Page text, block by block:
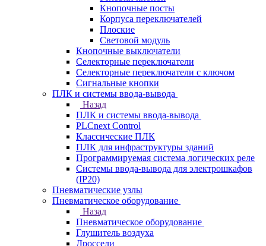
Кнопочные посты
Корпуса переключателей
Плоские
Световой модуль
Кнопочные выключатели
Селекторные переключатели
Селекторные переключатели с ключом
Сигнальные кнопки
ПЛК и системы ввода-вывода
Назад
ПЛК и системы ввода-вывода
PLCnext Control
Классические ПЛК
ПЛК для инфраструктуры зданий
Программируемая система логических реле
Системы ввода-вывода для электрошкафов
(IP20)
Пневматические узлы
Пневматическое оборудование
Назад
Пневматическое оборудование
Глушитель воздуха
Дроссели